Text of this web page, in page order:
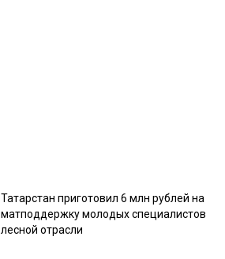
Татарстан приготовил 6 млн рублей на
матподдержку молодых специалистов
лесной отрасли